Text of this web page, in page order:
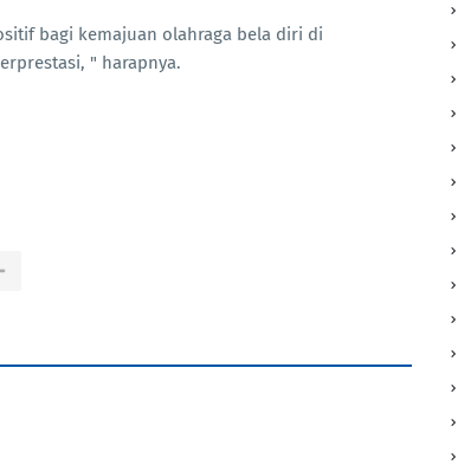
bagi kemajuan olahraga bela diri di
" harapnya.